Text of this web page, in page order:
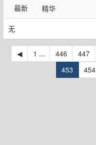
最新 精华
无
◀ 1 ... 446 447
453
454